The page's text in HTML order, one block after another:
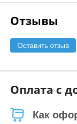
Отзывы
Оставить отзыв
Оплата с
Как